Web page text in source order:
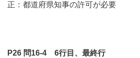
正：都道府県知事の許可が必要
P26 問16-4 6行目、最終行